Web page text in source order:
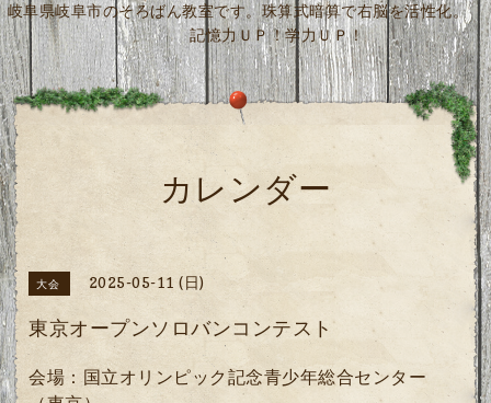
岐阜県岐阜市のそろばん教室です。珠算式暗算で右脳を活性化。
記憶力ＵＰ！学力ＵＰ！
カレンダー
大会 2025-05-11 (日)
東京オープンソロバンコンテスト
会場：国立オリンピック記念青少年総合センター